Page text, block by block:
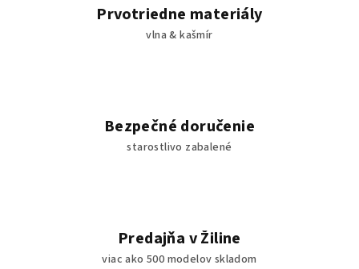
Prvotriedne materiály
vlna & kašmír
Bezpečné doručenie
starostlivo zabalené
Predajňa v Žiline
viac ako 500 modelov skladom